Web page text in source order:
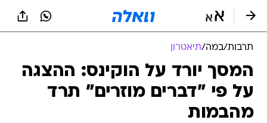
תרבות/במה/תיאטרון
המסך יורד על הוקינס: ההצגה
על פי "דברים מוזרים" תרד
מהבמות